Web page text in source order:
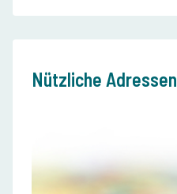
Nützliche Adressen